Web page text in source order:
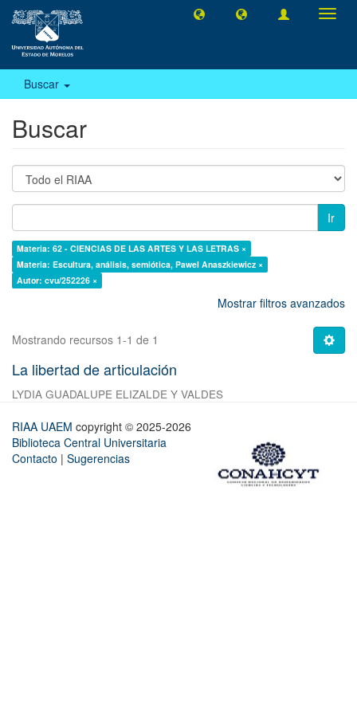
Buscar
Buscar
Ir
Materia: 62 - CIENCIAS DE LAS ARTES Y LAS LETRAS ×
Materia: Escultura, análisis, semiótica, Pawel Anaszkiewicz ×
Autor: cvu/252226 ×
Mostrar filtros avanzados
Mostrando recursos 1-1 de 1
La libertad de articulación
LYDIA GUADALUPE ELIZALDE Y VALDES
RIAA UAEM copyright © 2025-2026
Biblioteca Central Universitaria
Contacto | Sugerencias